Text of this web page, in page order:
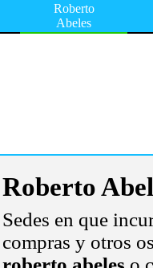
Roberto
Abeles
Roberto
Sedes en que
compras y otros